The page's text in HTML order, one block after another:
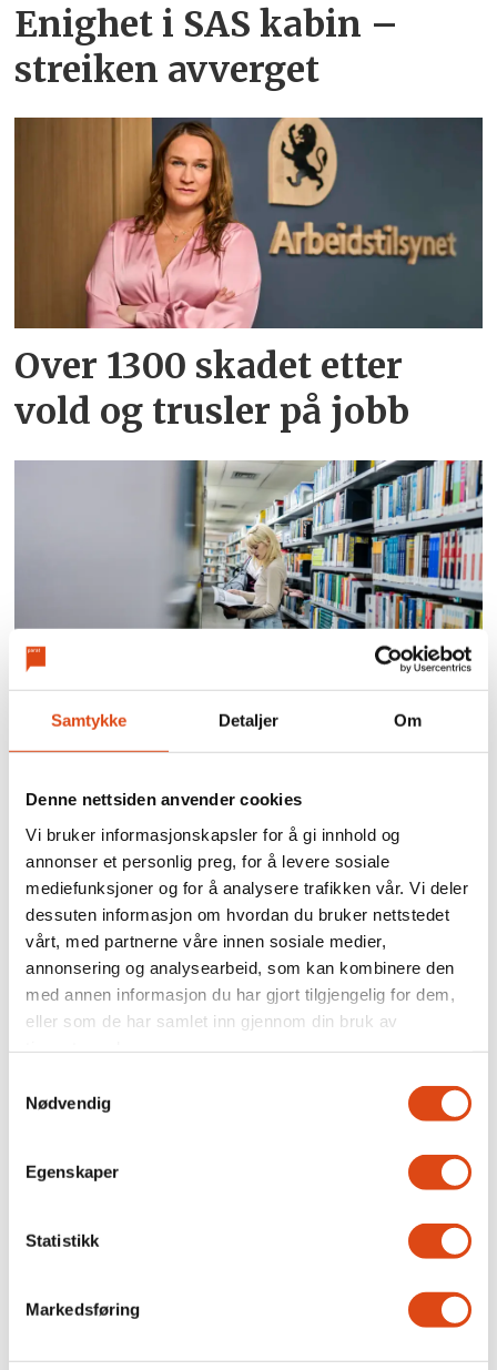
Samtykke Detaljer Om
Denne nettsiden anvender cookies
Vi bruker informasjonskapsler for å gi innhold og
annonser et personlig preg, for å levere sosiale
mediefunksjoner og for å analysere trafikken vår. Vi deler
dessuten informasjon om hvordan du bruker nettstedet
vårt, med partnerne våre innen sosiale medier,
annonsering og analysearbeid, som kan kombinere den
med annen informasjon du har gjort tilgjengelig for dem,
eller som de har samlet inn gjennom din bruk av
Nødvendig
Egenskaper
Statistikk
Markedsføring
Enighet i SAS kabin –
streiken avverget
Over 1300 skadet etter
vold og trusler på jobb
Flere med master synes
det er vanskelig å få jobb
Fit for flight